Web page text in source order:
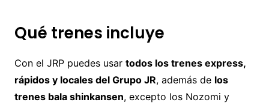
Qué trenes incluye
Con el JRP puedes usar todos los trenes express,
rápidos y locales del Grupo JR, además de los
trenes bala shinkansen, excepto los Nozomi y